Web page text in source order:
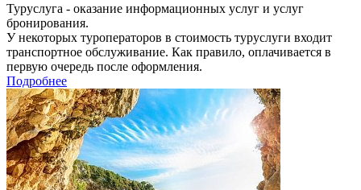
Туруслуга - оказание информационных услуг и услуг
бронирования.
У некоторых туроператоров в стоимость туруслуги входит
транспортное обслуживание. Как правило, оплачивается в
первую очередь после оформления.
Подробнее